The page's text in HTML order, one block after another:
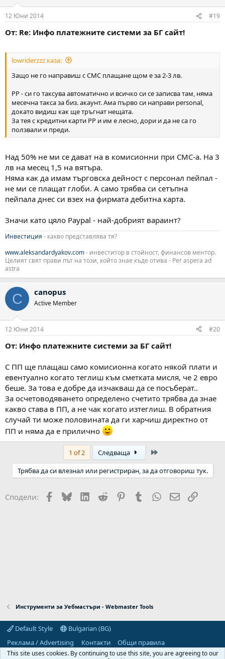
12 Юни 2014 #19
От: Re: Инфо платежните системи за БГ сайт!
lowriderzzz каза:
Защо не го направиш с СМС плащане щом е за 2-3 лв.
PP - си го таксува автоматично и всичко си се записва там, няма
месечна такса за биз. акаунт. Ама първо си направи personal,
докато видиш как ще тръгнат нещата.
За тея с кредитни карти PP и им е лесно, дори и да не са го
ползвали и преди.
Над 50% не ми се дават на в комисионни при СМС-а. На 3
лв на месец 1,5 на вятъра.
Няма как да имам търговска дейност с персонал пейпал -
не ми се плащат глоби. А само трябва си сетъпна
пейпала днес си взех на фирмата дебитна карта.
Значи като цяло Paypal - най-добрият вараинт?
Инвестиция - какво представлява тя?
www.aleksandardyakov.com- инвеститор в стойност, финансов ментор.
Целият свят прави път на този, който знае къде отива - Per aspera ad
astra
C canopus
Active Member
12 Юни 2014 #20
От: Инфо платежните системи за БГ сайт!
С ПП ще плащаш само комисионна когато някой плати и
евентуално когато теглиш към сметката мисля, че 2 евро
беше. За това е добре да изчакваш да се посъберат..
За осчетоводяването определено счетито трябва да знае
какво става в ПП, а не чак когато изтеглиш. В обратния
случай ти може половината да ги харчиш директно от
ПП и няма да е прилично
1 of 2 Следваща
Трябва да си влезнал или регистриран, за да отговориш тук.
Сподели: Facebook
BlueskyLinkedIn
Reddit PinterestTumblr WhatsApp
EmailLink
Инструменти за Уебмастъри - Webmaster Tools
Default Style
Bulgarian (BG)
Реклама / Advertising
Контакти
Общи правила
Декларация за поверителност
Помощ Начало
R
This site uses cookies. By continuing to use this site, you are agreeing to our